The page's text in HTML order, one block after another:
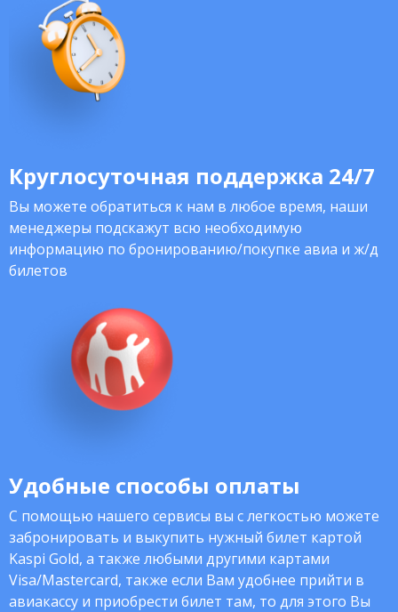
Круглосуточная поддержка 24/7
Вы можете обратиться к нам в любое время, наши
менеджеры подскажут всю необходимую
информацию по бронированию/покупке авиа и ж/д
билетов
Удобные способы оплаты
С помощью нашего сервисы вы с легкостью можете
забронировать и выкупить нужный билет картой
Kaspi Gold, а также любыми другими картами
Visa/Mastercard, также если Вам удобнее прийти в
авиакассу и приобрести билет там, то для этого Вы